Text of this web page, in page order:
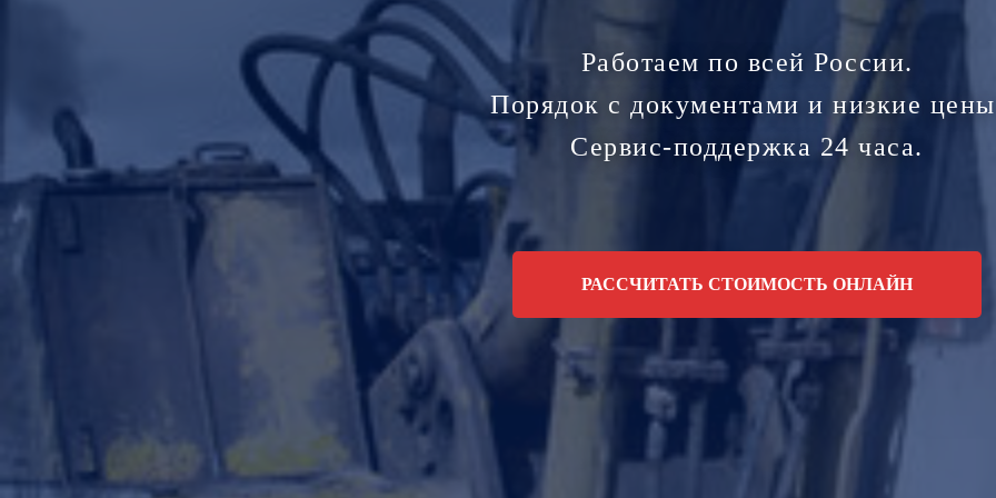
Работаем по всей России.
Порядок с документами и низкие
Сервис-поддержка 24 часа.
РАССЧИТАТЬ СТОИМОСТЬ ОНЛАЙН